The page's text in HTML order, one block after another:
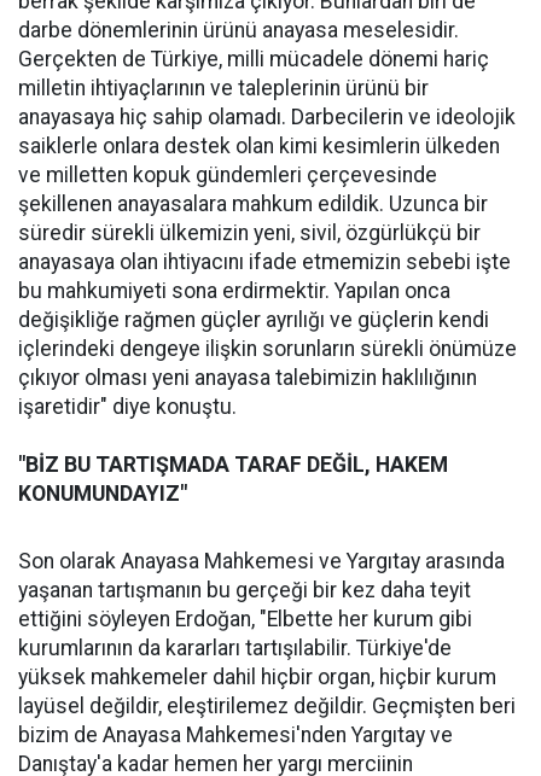
darbe dönemlerinin ürünü anayasa meselesidir.
Gerçekten de Türkiye, milli mücadele dönemi hariç
milletin ihtiyaçlarının ve taleplerinin ürünü bir
anayasaya hiç sahip olamadı. Darbecilerin ve ideolojik
saiklerle onlara destek olan kimi kesimlerin ülkeden
ve milletten kopuk gündemleri çerçevesinde
şekillenen anayasalara mahkum edildik. Uzunca bir
süredir sürekli ülkemizin yeni, sivil, özgürlükçü bir
anayasaya olan ihtiyacını ifade etmemizin sebebi işte
bu mahkumiyeti sona erdirmektir. Yapılan onca
değişikliğe rağmen güçler ayrılığı ve güçlerin kendi
içlerindeki dengeye ilişkin sorunların sürekli önümüze
çıkıyor olması yeni anayasa talebimizin haklılığının
işaretidir" diye konuştu.
"BİZ BU TARTIŞMADA TARAF DEĞİL, HAKEM
KONUMUNDAYIZ"
Son olarak Anayasa Mahkemesi ve Yargıtay arasında
yaşanan tartışmanın bu gerçeği bir kez daha teyit
ettiğini söyleyen Erdoğan, "Elbette her kurum gibi
kurumlarının da kararları tartışılabilir. Türkiye'de
yüksek mahkemeler dahil hiçbir organ, hiçbir kurum
layüsel değildir, eleştirilemez değildir. Geçmişten beri
bizim de Anayasa Mahkemesi'nden Yargıtay ve
Danıştay'a kadar hemen her yargı merciinin